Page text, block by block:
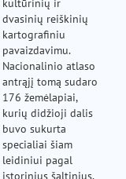
kultūrinių ir
dvasinių reiškinių
kartografiniu
pavaizdavimu.
Nacionalinio atlaso
antrąjį tomą sudaro
176 žemėlapiai,
kurių didžioji dalis
buvo sukurta
specialiai šiam
leidiniui pagal
istorinius šaltinius,